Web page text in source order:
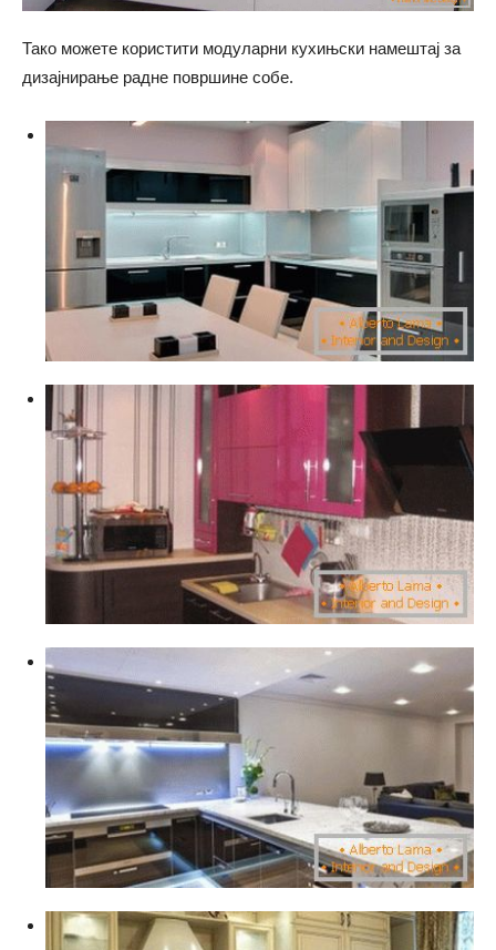
Тако можете користити модуларни кухињски намештај за
дизајнирање радне површине собе.